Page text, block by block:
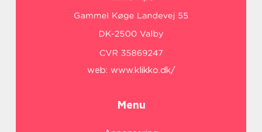
web: www.klikko.dk/
Menu